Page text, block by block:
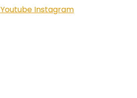
Youtube Instagram